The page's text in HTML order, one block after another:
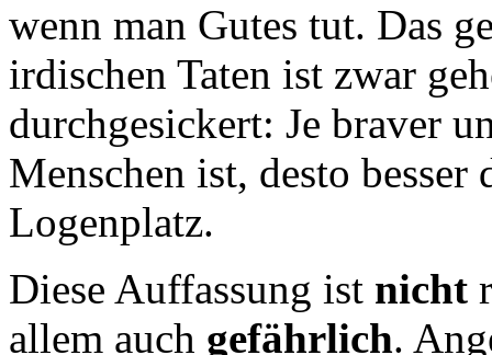
wenn man Gutes tut. Das
irdischen Taten ist zwar
durchgesickert: Je braver
Menschen ist, desto besser
Logenplatz.
Diese Auffassung ist nicht
allem auch gefährlich.